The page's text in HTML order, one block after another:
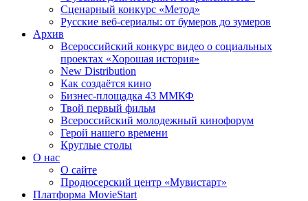
Сценарный конкурс «Метод»
Русские веб-сериалы: от бумеров до зумеров
Архив
Всероссийский конкурс видео о социальных
проектах «Хорошая история»
New Distribution
Как создаётся кино
Бизнес-площадка 43 ММКФ
Твой первый фильм
Всероссийский молодежный кинофорум
Герой нашего времени
Круглые столы
О нас
О сайте
Продюсерский центр «Мувистарт»
Платформа MovieStart